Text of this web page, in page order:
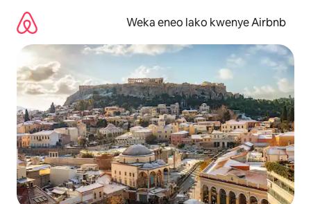
kwenda
kwenye
maudhui
Weka eneo lako kwenye Airbnb